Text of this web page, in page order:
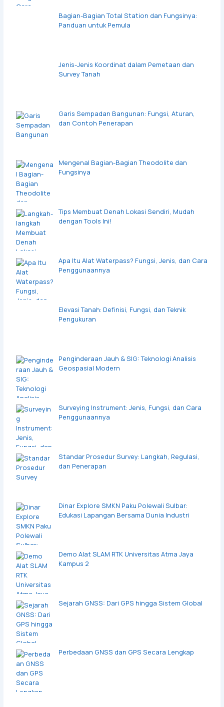
Bagian-Bagian Total Station dan Fungsinya:
Panduan untuk Pemula
Jenis-Jenis Koordinat dalam Pemetaan dan
Survey Tanah
Garis Sempadan Bangunan: Fungsi, Aturan,
dan Contoh Penerapan
Mengenal Bagian-Bagian Theodolite dan
Fungsinya
Tips Membuat Denah Lokasi Sendiri, Mudah
dengan Tools Ini!
Apa Itu Alat Waterpass? Fungsi, Jenis, dan Cara
Penggunaannya
Elevasi Tanah: Definisi, Fungsi, dan Teknik
Pengukuran
Penginderaan Jauh & SIG: Teknologi Analisis
Geospasial Modern
Surveying Instrument: Jenis, Fungsi, dan Cara
Penggunaannya
Standar Prosedur Survey: Langkah, Regulasi,
dan Penerapan
Dinar Explore SMKN Paku Polewali Sulbar:
Edukasi Lapangan Bersama Dunia Industri
Demo Alat SLAM RTK Universitas Atma Jaya
Kampus 2
Sejarah GNSS: Dari GPS hingga Sistem Global
Perbedaan GNSS dan GPS Secara Lengkap